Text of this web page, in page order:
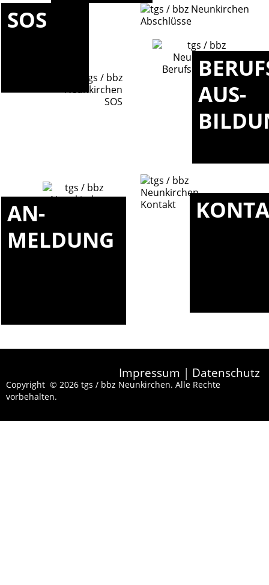
SOS
AUS-
AN-
MELDUNG
Copyright © 2026 tgs / bbz Neunkirchen. Alle Rechte
vorbehalten.
Impressum | Datenschutz